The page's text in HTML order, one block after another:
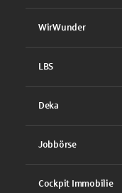
WirWunder
LBS
Deka
Jobbörse
Cockpit Immobilie